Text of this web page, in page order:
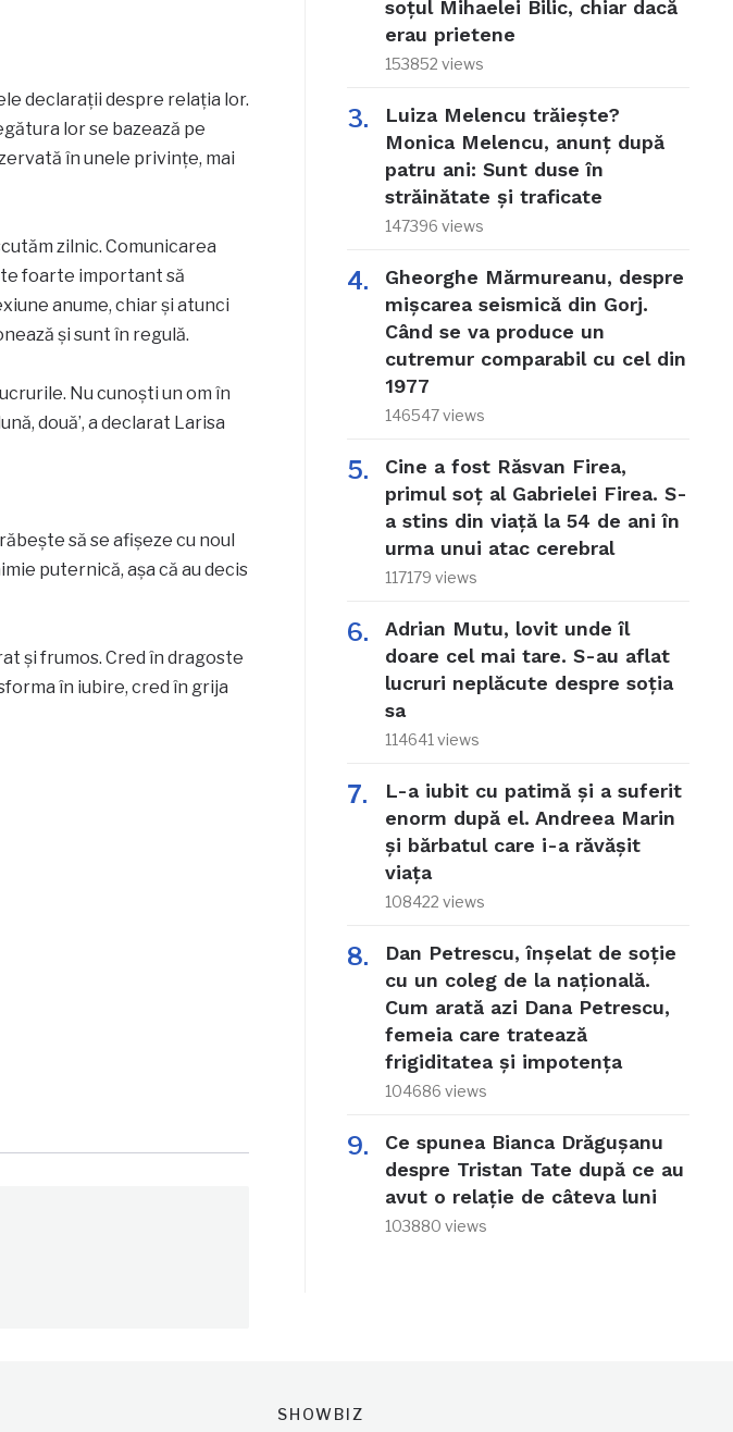
declarații despre relația lor.
lor se bazează pe
în unele privințe, mai
zilnic. Comunicarea
foarte important să
anume, chiar și atunci
și sunt în regulă.
Nu cunoști un om în
două’, a declarat Larisa
să se afișeze cu noul
puternică, așa că au decis
și frumos. Cred în dragoste
în iubire, cred în grija
soțul Mihaelei Bilic, chiar dacă
erau prietene
153852 views
Luiza Melencu trăiește?
Monica Melencu, anunț după
patru ani: Sunt duse în
străinătate și traficate
147396 views
Gheorghe Mărmureanu, despre
mișcarea seismică din Gorj.
Când se va produce un
cutremur comparabil cu cel din
1977
146547 views
Cine a fost Răsvan Firea,
primul soț al Gabrielei Firea. S-
a stins din viață la 54 de ani în
urma unui atac cerebral
117179 views
Adrian Mutu, lovit unde îl
doare cel mai tare. S-au aflat
lucruri neplăcute despre soția
sa
114641 views
L-a iubit cu patimă și a suferit
enorm după el. Andreea Marin
și bărbatul care i-a răvășit
viața
108422 views
Dan Petrescu, înșelat de soție
cu un coleg de la națională.
Cum arată azi Dana Petrescu,
femeia care tratează
frigiditatea și impotența
104686 views
Ce spunea Bianca Drăgușanu
despre Tristan Tate după ce au
avut o relație de câteva luni
103880 views
SHOWBIZ